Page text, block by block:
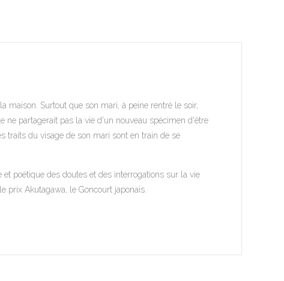
maison. Surtout que son mari, à peine rentré le soir,
ne partagerait pas la vie d'un nouveau spécimen d'être
traits du visage de son mari sont en train de se
poétique des doutes et des interrogations sur la vie
prix Akutagawa, le Goncourt japonais.